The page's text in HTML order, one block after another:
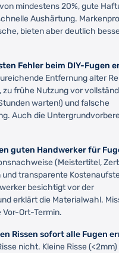
mindestens 20%, gute
Aushärtung.
bieten aber deutlich
Fehler beim DIY-Fugen
Entfernung alter
frühe Nutzung vor
warten!) und falsche
Auch die
guten Handwerker für
(Meistertitel,
transparente
besichtigt vor der
erklärt die Materialwahl.
Ort-Termin.
Rissen sofort alle Fugen
nicht. Kleine Risse